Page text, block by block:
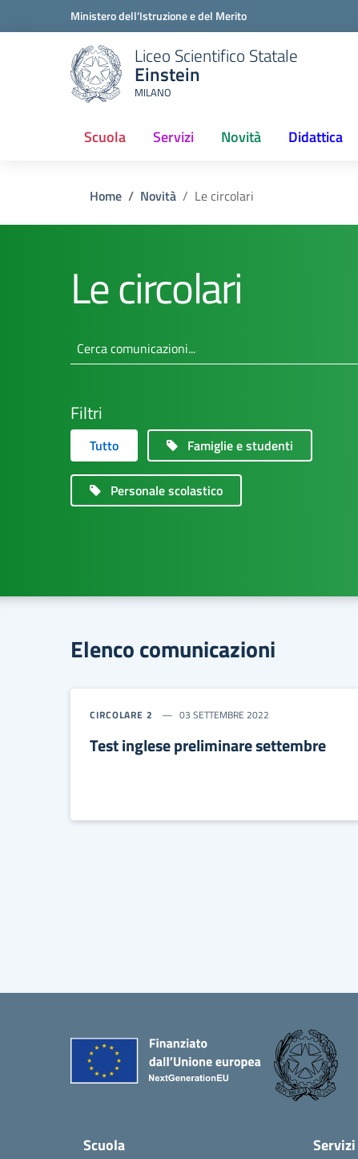
Ministero dell'Istruzione e del Merito
Liceo Scientifico Statale
Einstein
MILANO
Scuola Servizi Novità Didattica
Home Novità Le circolari
Le circolari
Cerca comunicazioni...
Filtri
Tutto Famiglie e studenti
Personale scolastico
Elenco comunicazioni
CIRCOLARE 2 03 SETTEMBRE 2022
Test inglese preliminare settembre
Scuola Servizi